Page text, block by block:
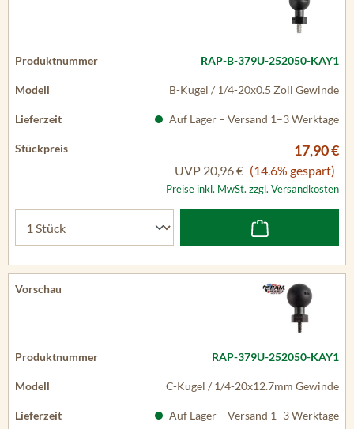
RAP-B-379U-252050-KAY1
B-Kugel / 1/4-20x0.5 Zoll Gewinde
Auf Lager – Versand 1–3 Werktage
17,90 €
UVP 20,96 € (14.6% gespart)
Preise inkl. MwSt. zzgl. Versandkosten
RAP-379U-252050-KAY1
C-Kugel / 1/4-20x12.7mm Gewinde
Auf Lager – Versand 1–3 Werktage